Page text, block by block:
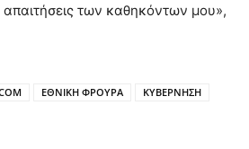
των καθηκόντων μου»,
ΕΘΝΙΚΗ ΦΡΟΥΡΑ
ΚΥΒΕΡΝΗΣΗ